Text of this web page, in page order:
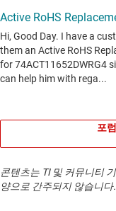
포
콘텐츠는 TI 및 커뮤니티
양으로 간주되지 않습니다.